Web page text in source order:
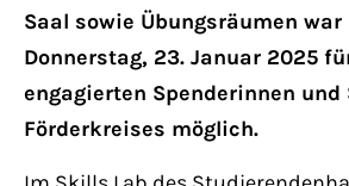
Aenean commodo ligula eget
massa. Cum sociis natoque
magnis dis parturient montes,
ridiculus mus. Donec quam
Saal sowie Übungsräumen war
Donnerstag, 23. Januar 2025
engagierten Spenderinnen und
Förderkreises möglich.